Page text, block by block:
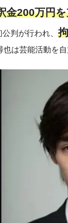
金200万円
判が行われ、
也は芸能活動を